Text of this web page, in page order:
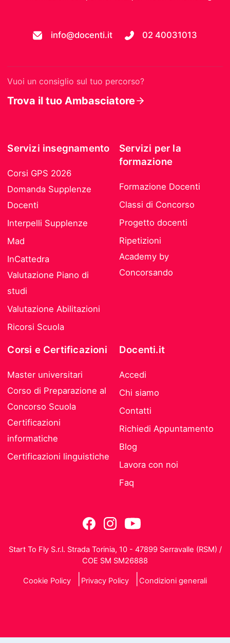
info@docenti.it 02 40031013
Vuoi un consiglio sul tuo percorso?
Trova il tuo Ambasciatore
Servizi insegnamento
Corsi GPS 2026
Domanda Supplenze
Docenti
Interpelli Supplenze
Mad
InCattedra
Valutazione Piano di
studi
Valutazione Abilitazioni
Ricorsi Scuola
Servizi per la
formazione
Formazione Docenti
Classi di Concorso
Progetto docenti
Ripetizioni
Academy by
Concorsando
Corsi e Certificazioni
Master universitari
Corso di Preparazione al
Concorso Scuola
Certificazioni
informatiche
Certificazioni linguistiche
Docenti.it
Accedi
Chi siamo
Contatti
Richiedi Appuntamento
Blog
Lavora con noi
Faq
Start To Fly S.r.l. Strada Torinia, 10 - 47899 Serravalle (RSM) /
COE SM SM26888
Cookie Policy Privacy Policy Condizioni generali